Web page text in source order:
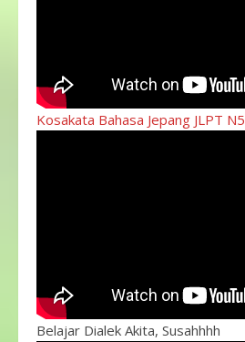
Kosakata Bahasa Jepang JLPT N5
Belajar Dialek Akita, Susahhhh